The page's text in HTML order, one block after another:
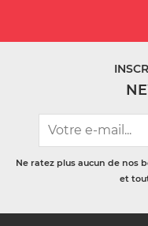
Ne ratez plus aucun de nos
et